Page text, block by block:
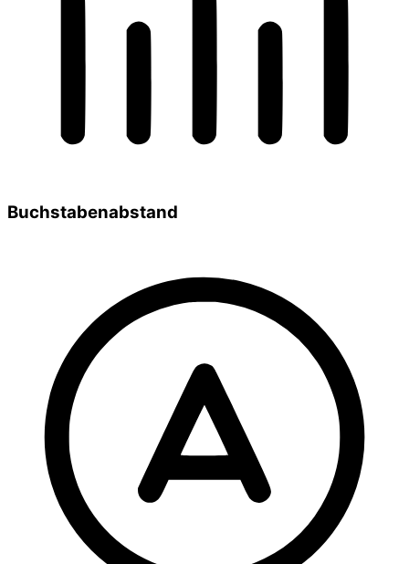
Buchstabenabstand